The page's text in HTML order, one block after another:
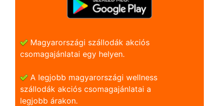
Magyarországi szállodák akciós
csomagajánlatai egy helyen.
A legjobb magyarországi wellness
szállodák akciós csomagajánlatai a
legjobb árakon.